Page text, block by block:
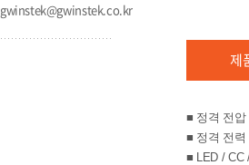
gwinstek@gwinstek.co.kr
제
■ 정격 전압
■ 정격 전력
■ ​LED / ​CC